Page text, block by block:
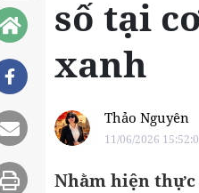
số tại
xanh
Thảo Nguyên
11/06/2026
Nhằm hiện